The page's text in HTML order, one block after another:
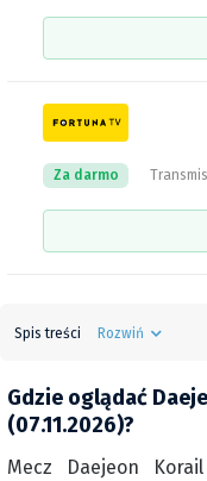
Za darmo
Spis treści Rozwiń
Gdzie oglądać
(07.11.2026)?
Mecz Daejeon